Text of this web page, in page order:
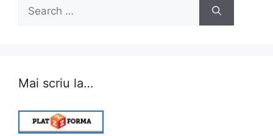
Search
for:
Mai scriu la…